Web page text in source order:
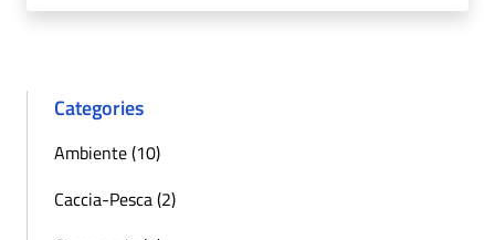
Categories
Ambiente (10)
Caccia-Pesca (2)